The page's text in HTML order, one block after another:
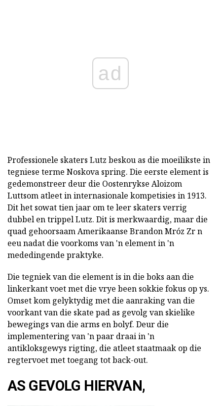
ad
Professionele skaters Lutz beskou as die moeilikste in
tegniese terme Noskova spring. Die eerste element is
gedemonstreer deur die Oostenrykse Aloizom
Luttsom atleet in internasionale kompetisies in 1913.
Dit het sowat tien jaar om te leer skaters verrig
dubbel en trippel Lutz. Dit is merkwaardig, maar die
quad gehoorsaam Amerikaanse Brandon Mróz Zr n
eeu nadat die voorkoms van 'n element in 'n
mededingende praktyke.
Die tegniek van die element is in die boks aan die
linkerkant voet met die vrye been sokkie fokus op ys.
Omset kom gelyktydig met die aanraking van die
voorkant van die skate pad as gevolg van skielike
bewegings van die arms en bolyf. Deur die
implementering van 'n paar draai in 'n
antikloksgewys rigting, die atleet staatmaak op die
regtervoet met toegang tot back-out.
AS GEVOLG HIERVAN,